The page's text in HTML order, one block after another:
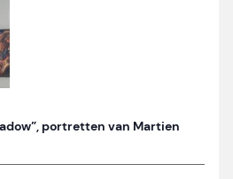
portretten van Martien